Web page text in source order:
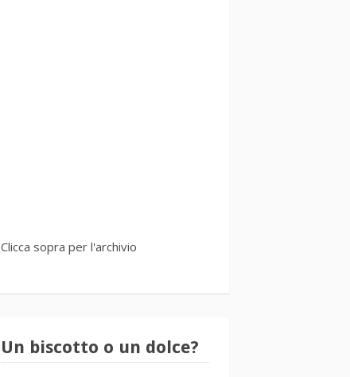
Clicca sopra per l'archivio
Un biscotto o un dolce?